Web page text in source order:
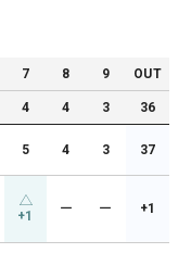
7 8 9 OUT
4 4 3 36
5 4 3 37
+1 ー ー +1